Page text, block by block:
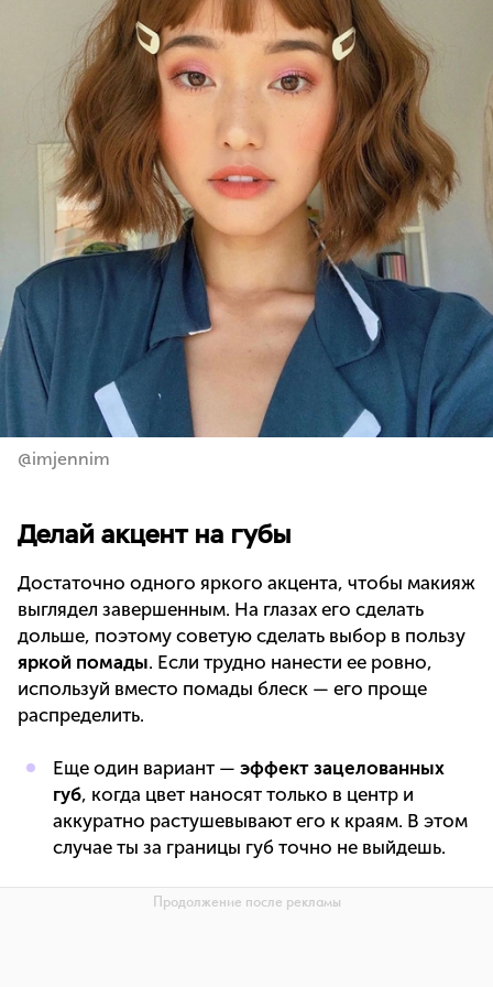
@imjennim
Делай акцент на губы
Достаточно одного яркого акцента, чтобы макияж
выглядел завершенным. На глазах его сделать
дольше, поэтому советую сделать выбор в пользу
яркой помады. Если трудно нанести ее ровно,
используй вместо помады блеск — его проще
распределить.
Еще один вариант — эффект зацелованных
губ, когда цвет наносят только в центр и
аккуратно растушевывают его к краям. В этом
случае ты за границы губ точно не выйдешь.